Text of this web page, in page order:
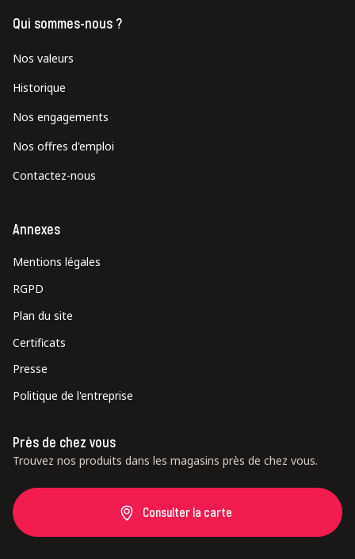
Qui sommes-nous ?
Nos valeurs
Historique
Nos engagements
Nos offres d'emploi
Contactez-nous
Annexes
Mentions légales
RGPD
Plan du site
Certificats
Presse
Politique de l'entreprise
Près de chez vous
Trouvez nos produits dans les magasins près de chez vous.
Consulter la carte